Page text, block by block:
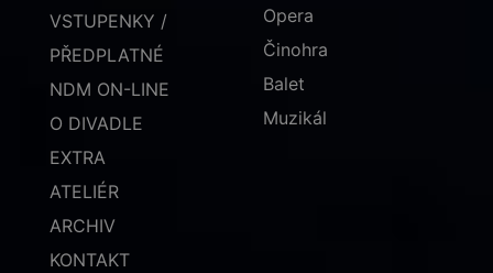
VSTUPENKY /
PŘEDPLATNÉ
NDM ON-LINE
O DIVADLE
EXTRA
ATELIÉR
ARCHIV
KONTAKT
Opera
Činohra
Balet
Muzikál